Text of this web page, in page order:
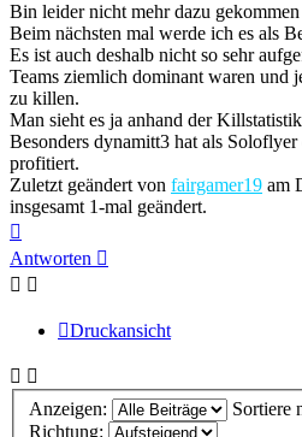
Bin leider nicht mehr dazu
Beim nächsten mal werde ich es als
Es ist auch deshalb nicht so sehr
Teams ziemlich dominant waren und
zu killen.
Man sieht es ja anhand der
Besonders dynamitt3 hat als
profitiert.
Zuletzt geändert von fairgamer19 am
insgesamt 1-mal geändert.
oben
Antworten
Druckansicht
Anzeigen:
Sortiere
Richtung: